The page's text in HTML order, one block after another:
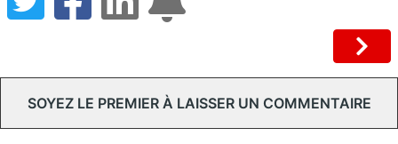
SOYEZ LE PREMIER À LAISSER UN COMMENTAIRE